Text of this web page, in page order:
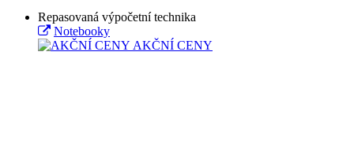
Repasovaná výpočetní technika
Notebooky
AKČNÍ CENY